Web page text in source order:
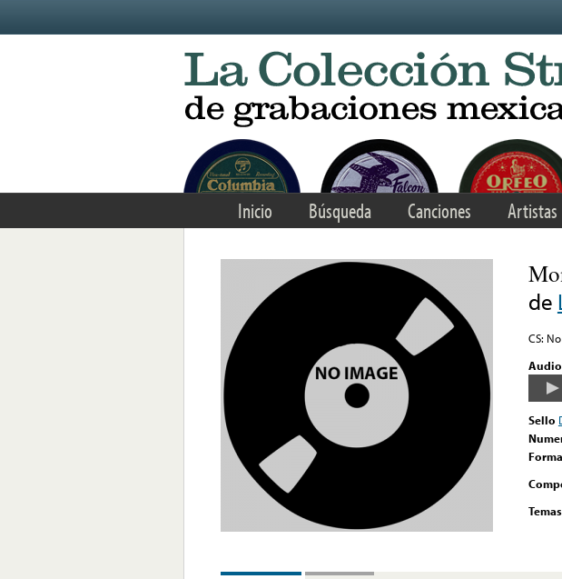
Inicio Búsqueda Canciones Artistas
de
CS:
Sello
Temas